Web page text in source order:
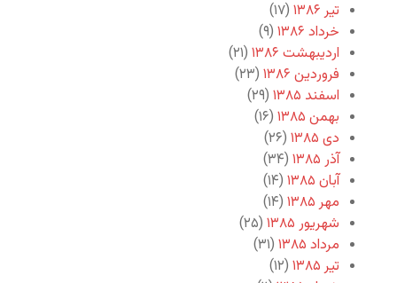
تیر ۱۳۸۶
(۱۷)
خرداد ۱۳۸۶
(۹)
اردیبهشت ۱۳۸۶
(۲۱)
فروردین ۱۳۸۶
(۲۳)
اسفند ۱۳۸۵
(۲۹)
بهمن ۱۳۸۵
(۱۶)
دی ۱۳۸۵
(۲۶)
آذر ۱۳۸۵
(۳۴)
آبان ۱۳۸۵
(۱۴)
مهر ۱۳۸۵
(۱۴)
شهریور ۱۳۸۵
(۲۵)
مرداد ۱۳۸۵
(۳۱)
تیر ۱۳۸۵
(۱۲)